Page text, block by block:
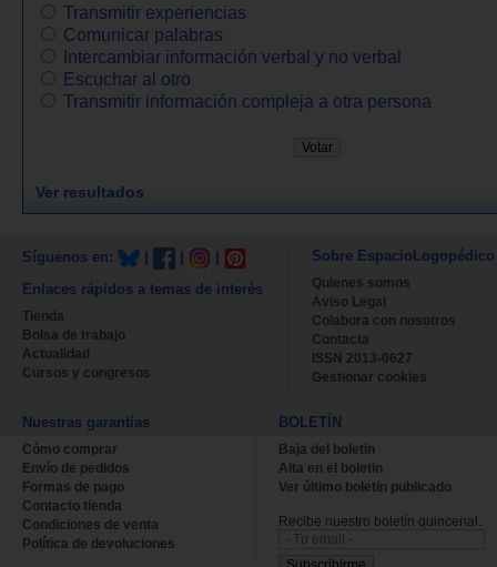
Transmitir experiencias
Comunicar palabras
Intercambiar información verbal y no verbal
Escuchar al otro
Transmitir información compleja a otra persona
Ver resultados
Síguenos en:
Enlaces rápidos a temas de interés
Tienda
Bolsa de trabajo
Actualidad
Cursos y congresos
Sobre EspacioLogopédico
Quienes somos
Aviso Legal
Colabora con nosotros
Contacta
ISSN 2013-0627
Gestionar cookies
Nuestras garantías
Cómo comprar
Envío de pedidos
Formas de pago
Contacto tienda
Condiciones de venta
Política de devoluciones
BOLETÍN
Baja del boletin
Alta en el boletin
Ver último boletin publicado
Recibe nuestro boletín quincenal.